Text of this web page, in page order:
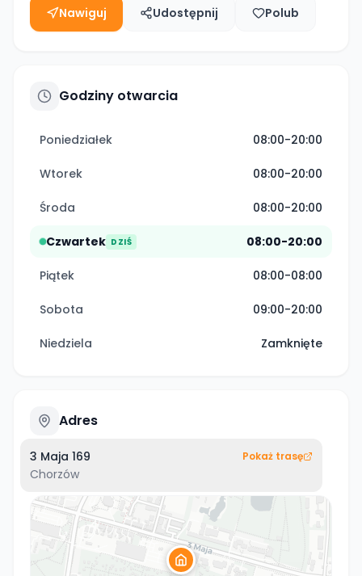
Nawiguj Udostępnij Polub
Godziny otwarcia
Poniedziałek 08:00-20:00
Wtorek 08:00-20:00
Środa 08:00-20:00
Czwartek DZIŚ 08:00-20:00
Piątek 08:00-08:00
Sobota 09:00-20:00
Niedziela Zamknięte
Adres
3 Maja 169
Chorzów
Pokaż trasę